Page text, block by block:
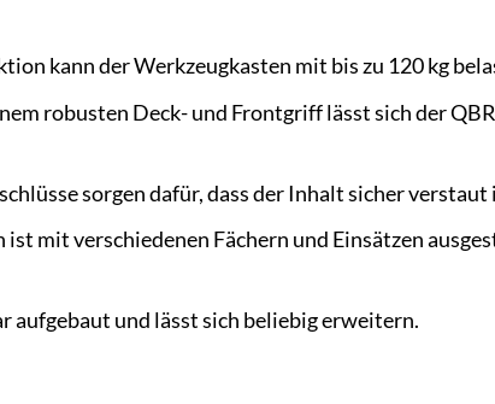
kann der Werkzeugkasten mit bis zu 120 kg
robusten Deck- und Frontgriff lässt sich der
sorgen dafür, dass der Inhalt sicher
ist mit verschiedenen Fächern und Einsätzen
aufgebaut und lässt sich beliebig erweitern.